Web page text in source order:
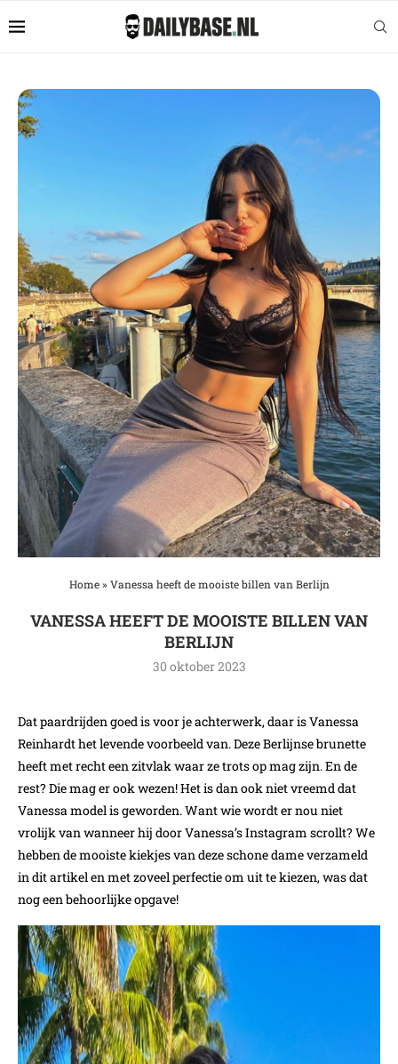
Home» Vanessa heeft de mooiste billen van Berlijn
VANESSA HEEFT DE MOOISTE BILLEN VAN
BERLIJN
30 oktober 2023
Dat paardrijden goed is voor je achterwerk, daar is Vanessa
Reinhardt het levende voorbeeld van. Deze Berlijnse brunette
heeft met recht een zitvlak waar ze trots op mag zijn. En de
rest? Die mag er ook wezen! Het is dan ook niet vreemd dat
Vanessa model is geworden. Want wie wordt er nou niet
vrolijk van wanneer hij door Vanessa’s Instagram scrollt? We
hebben de mooiste kiekjes van deze schone dame verzameld
in dit artikel en met zoveel perfectie om uit te kiezen, was dat
nog een behoorlijke opgave!